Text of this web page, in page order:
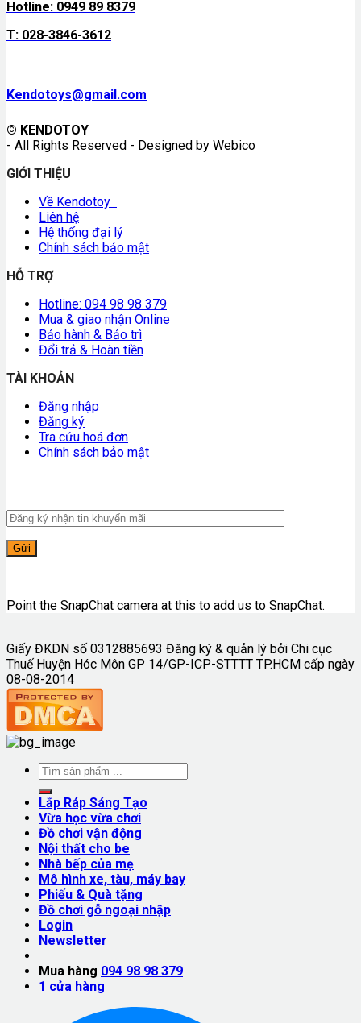
Hotline: 0949 89 8379
T: 028-3846-3612
Kendotoys@gmail.com
© KENDOTOY
- All Rights Reserved - Designed by Webico
GIỚI THIỆU
Về Kendotoy
Liên hệ
Hệ thống đại lý
Chính sách bảo mật
HỖ TRỢ
Hotline: 094 98 98 379
Mua & giao nhận Online
Bảo hành & Bảo trì
Đổi trả & Hoàn tiền
TÀI KHOẢN
Đăng nhập
Đăng ký
Tra cứu hoá đơn
Chính sách bảo mật
Point the SnapChat camera at this to add us to SnapChat.
Giấy ĐKDN số 0312885693 Đăng ký & quản lý bởi Chi cục
Thuế Huyện Hóc Môn GP 14/GP-ICP-STTTT TP.HCM cấp ngày
08-08-2014
Lắp Ráp Sáng Tạo
Vừa học vừa chơi
Đồ chơi vận động
Nội thất cho be
Nhà bếp của mẹ
Mô hình xe, tàu, máy bay
Phiếu & Quà tặng
Đồ chơi gỗ ngoại nhập
Login
Newsletter
Mua hàng 094 98 98 379
1 cửa hàng